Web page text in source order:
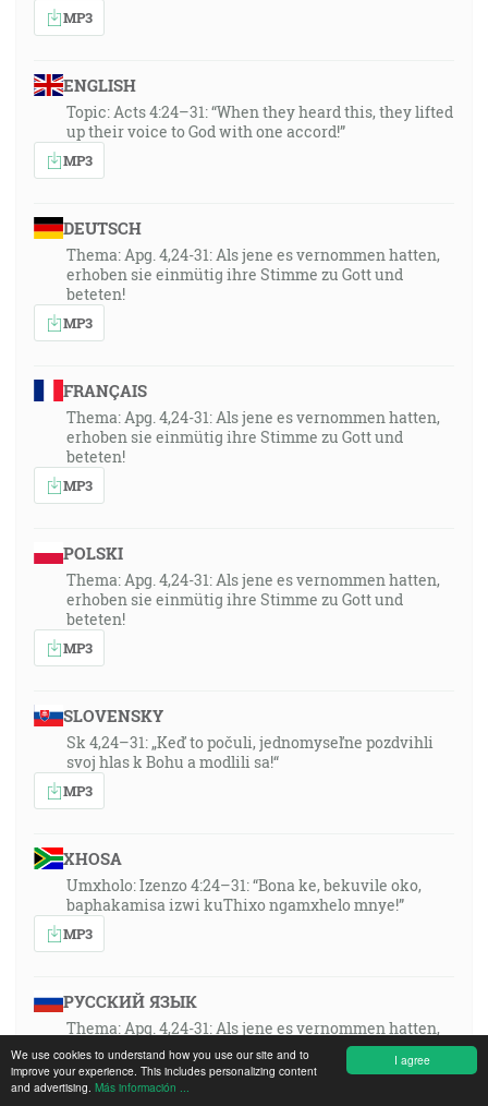
I agree
We use cookies to understand how you use our site and to
improve your experience. This includes personalizing content
and advertising. Más información ...
MP3
ENGLISH
Topic: Acts 4:24–31: “When they heard this, they lifted
up their voice to God with one accord!”
MP3
DEUTSCH
Thema: Apg. 4,24-31: Als jene es vernommen hatten,
erhoben sie einmütig ihre Stimme zu Gott und
beteten!
MP3
FRANÇAIS
Thema: Apg. 4,24-31: Als jene es vernommen hatten,
erhoben sie einmütig ihre Stimme zu Gott und
beteten!
MP3
POLSKI
Thema: Apg. 4,24-31: Als jene es vernommen hatten,
erhoben sie einmütig ihre Stimme zu Gott und
beteten!
MP3
SLOVENSKY
Sk 4,24–31: „Keď to počuli, jednomyseľne pozdvihli
svoj hlas k Bohu a modlili sa!“
MP3
XHOSA
Umxholo: Izenzo 4:24–31: “Bona ke, bekuvile oko,
baphakamisa izwi kuThixo ngamxhelo mnye!”
MP3
РУССКИЙ ЯЗЫК
Thema: Apg. 4,24-31: Als jene es vernommen hatten,
erhoben sie einmütig ihre Stimme zu Gott und
beteten!
MP3